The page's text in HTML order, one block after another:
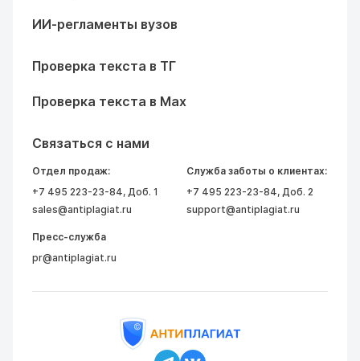
ИИ-регламенты вузов
Проверка текста в ТГ
Проверка текста в Max
Связаться с нами
Отдел продаж:
+7 495 223-23-84, Доб. 1
sales@antiplagiat.ru
Служба заботы о клиентах:
+7 495 223-23-84, Доб. 2
support@antiplagiat.ru
Пресс-служба
pr@antiplagiat.ru